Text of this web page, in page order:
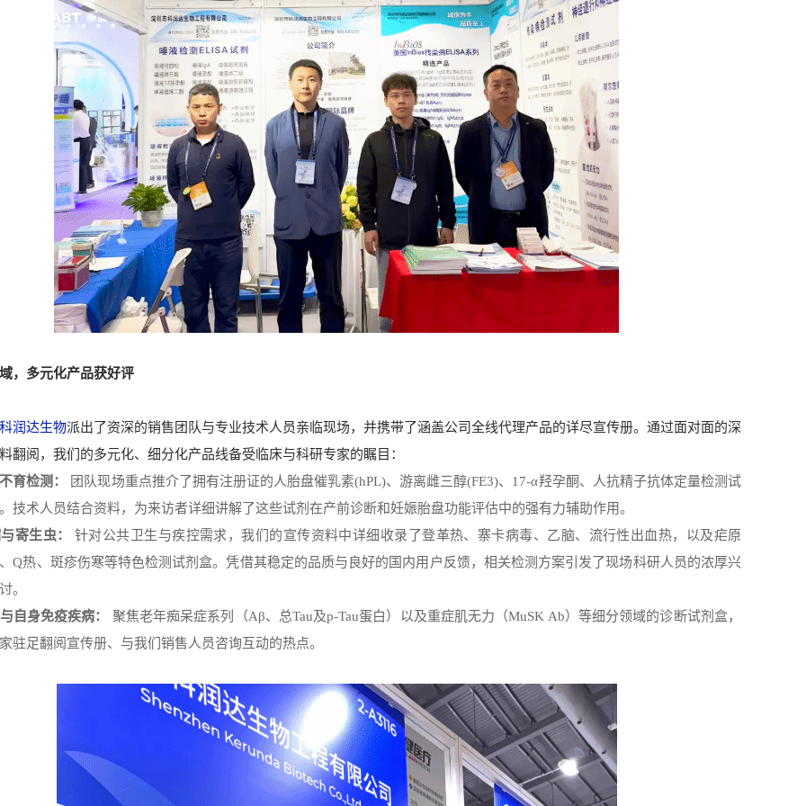
，多元化产品获好评
科润达生物派出了资深的销售团队与专业技术人员亲临现场，并携带了涵盖公司全线代理产品的详尽宣传册。通过面对面的深
翻阅，我们的多元化、细分化产品线备受临床与科研专家的瞩目：
育检测：
团队现场重点推介了拥有注册证的人胎盘催乳素(hPL)、游离雌三醇(FE3)、17-α羟孕酮、人抗精子抗体定量检测试
技术人员结合资料，为来访者详细讲解了这些试剂在产前诊断和妊娠胎盘功能评估中的强有力辅助作用。
寄生虫：
针对公共卫生与疾控需求，我们的宣传资料中详细收录了登革热、寨卡病毒、乙脑、流行性出血热，以及疟原
Q热、斑疹伤寒等特色检测试剂盒。凭借其稳定的品质与良好的国内用户反馈，相关检测方案引发了现场科研人员的浓厚兴
。
自身免疫疾病：
聚焦老年痴呆症系列（Aβ、总Tau及p-Tau蛋白）以及重症肌无力（MuSK Ab）等细分领域的诊断试剂盒，
驻足翻阅宣传册、与我们销售人员咨询互动的热点。